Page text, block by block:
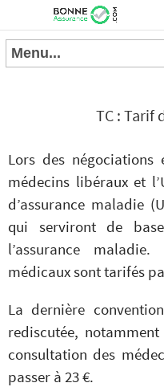
TC : Tarif
Lors des négociations
médecins libéraux et
d’assurance maladie
qui serviront de
l’assurance
médicaux sont tarifés
La dernière
rediscutée,
consultation des
passer à 23 €.